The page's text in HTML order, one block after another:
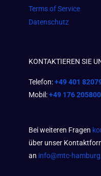
Terms of Service
Datenschutz
KONTAKTIEREN SIE
Telefon:+49 401
Mobil:+49 176
Bei weiteren Fragen
über unser
an info@mtc-